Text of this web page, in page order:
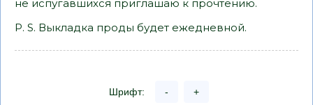
не испугавшихся приглашаю к прочтению.
P. S. Выкладка проды будет ежедневной.
Шрифт: - +